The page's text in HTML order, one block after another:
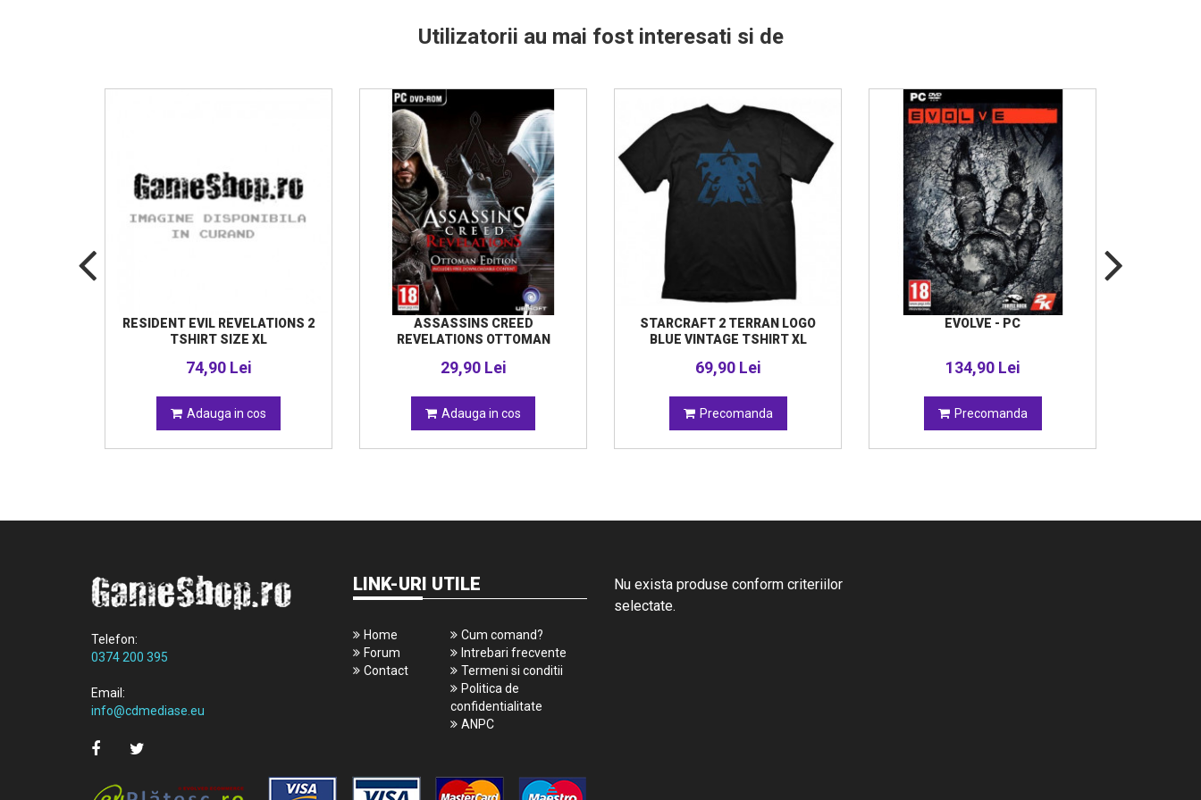
Utilizatorii au mai fost interesati si de
RESIDENT EVIL REVELATIONS 2
TSHIRT SIZE XL
74,90 Lei
Adauga in cos
ASSASSINS CREED
REVELATIONS OTTOMAN
29,90 Lei
Adauga in cos
STARCRAFT 2 TERRAN LOGO
BLUE VINTAGE TSHIRT XL
69,90 Lei
Precomanda
EVOLVE - PC
134,90 Lei
Precomanda
Telefon:
0374 200 395
Email:
info@cdmediase.eu
LINK-URI UTILE
Home
Forum
Contact
Cum comand?
Intrebari frecvente
Termeni si conditii
Politica de
confidentialitate
ANPC
Nu exista produse conform criteriilor
selectate.